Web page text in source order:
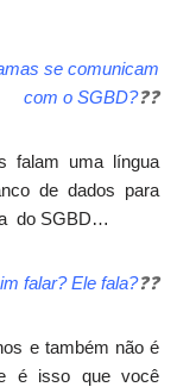
se comunicam
com o SGBD?❓❓
falam uma língua
de dados para
do SGBD…
falar? Ele fala?❓❓
e também não é
é isso que você